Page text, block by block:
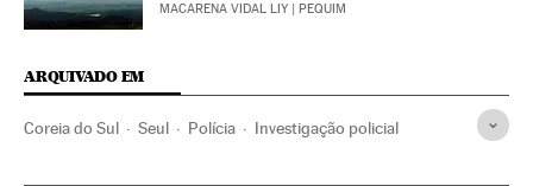
MACARENA VIDAL LIY | PEQUIM
ARQUIVADO EM
Coreia do Sul Seul Polícia Investigação policial